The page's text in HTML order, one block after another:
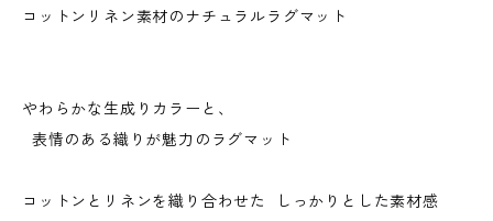
コットンリネン素材のナチュラルラグマット
やわらかな生成りカラーと、
表情のある織りが魅力のラグマット
コットンとリネンを織り合わせた しっかりとした素材感